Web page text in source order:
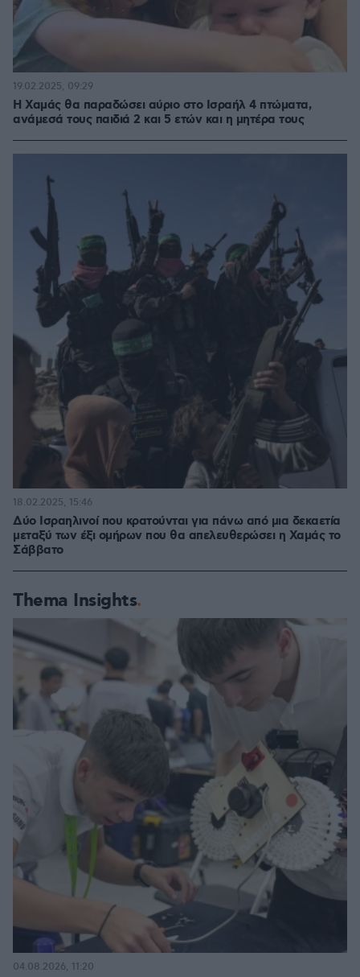
Η Χαμάς θα παραδώσει αύριο στο Ισραήλ 4 πτώματα,
ανάμεσά τους παιδιά 2 και 5 ετών και η μητέρα τους
19.02.2025, 09:29
Δύο Ισραηλινοί που κρατούνται για πάνω από μια δεκαετία
μεταξύ των έξι ομήρων που θα απελευθερώσει η Χαμάς το
Σάββατο
18.02.2025, 15:46
Thema Insights
04.08.2026, 11:20